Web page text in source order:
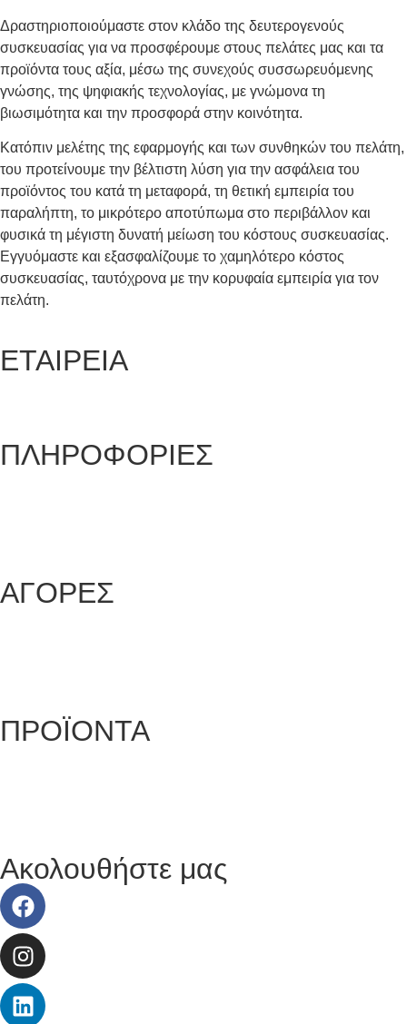
Δραστηριοποιούμαστε στον κλάδο της δευτερογενούς
συσκευασίας για να προσφέρουμε στους πελάτες μας και τα
προϊόντα τους αξία, μέσω της συνεχούς συσσωρευόμενης
γνώσης, της ψηφιακής τεχνολογίας, με γνώμονα τη
βιωσιμότητα και την προσφορά στην κοινότητα.
Κατόπιν μελέτης της εφαρμογής και των συνθηκών του πελάτη,
του προτείνουμε την βέλτιστη λύση για την ασφάλεια του
προϊόντος του κατά τη μεταφορά, τη θετική εμπειρία του
παραλήπτη, το μικρότερο αποτύπωμα στο περιβάλλον και
φυσικά τη μέγιστη δυνατή μείωση του κόστους συσκευασίας.
Εγγυόμαστε και εξασφαλίζουμε το χαμηλότερο κόστος
συσκευασίας, ταυτόχρονα με την κορυφαία εμπειρία για τον
πελάτη.
ΕΤΑΙΡΕΙΑ
ΠΛΗΡΟΦΟΡΙΕΣ
ΑΓΟΡΕΣ
ΠΡΟΪΟΝΤΑ
Ακολουθήστε μας